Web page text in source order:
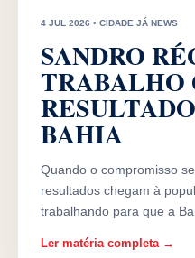
4 JUL 2026 • CIDADE JÁ NEWS
SANDRO
TRABALHO
BAHIA
Quando o compromisso
resultados chegam à
trabalhando para que a
Ler matéria completa →